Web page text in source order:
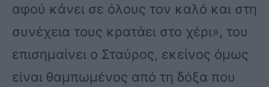
αφού κάνει σε όλους τον καλό και στη
συνέχεια τους κρατάει στο χέρι», του
επισημαίνει ο Σταύρος, εκείνος όμως
είναι θαμπωμένος από τη δόξα που